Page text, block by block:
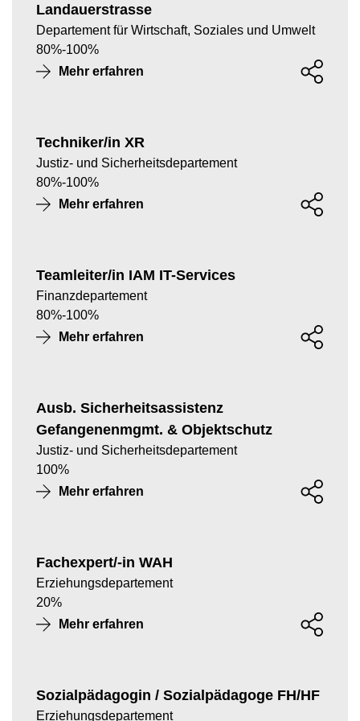
Landauerstrasse
Departement für Wirtschaft, Soziales und Umwelt
80%-100%
Mehr erfahren
Techniker/in XR
Justiz- und Sicherheitsdepartement
80%-100%
Mehr erfahren
Teamleiter/in IAM IT-Services
Finanzdepartement
80%-100%
Mehr erfahren
Ausb. Sicherheitsassistenz
Gefangenenmgmt. & Objektschutz
Justiz- und Sicherheitsdepartement
100%
Mehr erfahren
Fachexpert/-in WAH
Erziehungsdepartement
20%
Mehr erfahren
Sozialpädagogin / Sozialpädagoge FH/HF
Erziehungsdepartement